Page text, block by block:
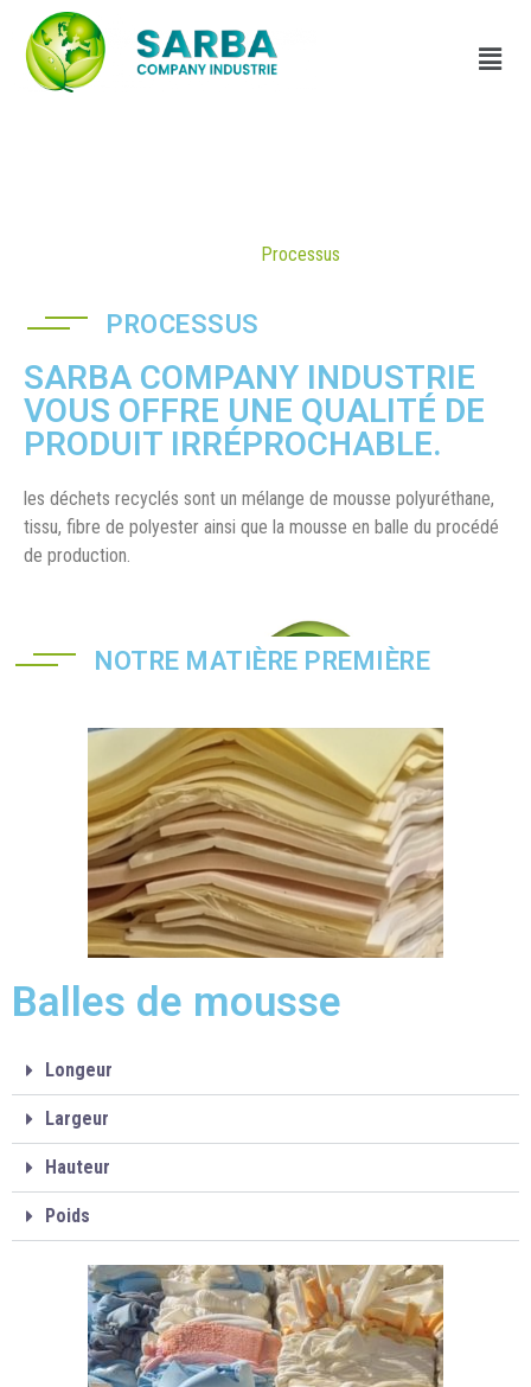
Processus
PROCESSUS
SARBA COMPANY INDUSTRIE
VOUS OFFRE UNE QUALITÉ DE
PRODUIT IRRÉPROCHABLE.
les déchets recyclés sont un mélange de mousse polyuréthane,
tissu, fibre de polyester ainsi que la mousse en balle du procédé
de production.
NOTRE MATIÈRE PREMIÈRE
Balles de mousse
Longeur
Largeur
Hauteur
Poids